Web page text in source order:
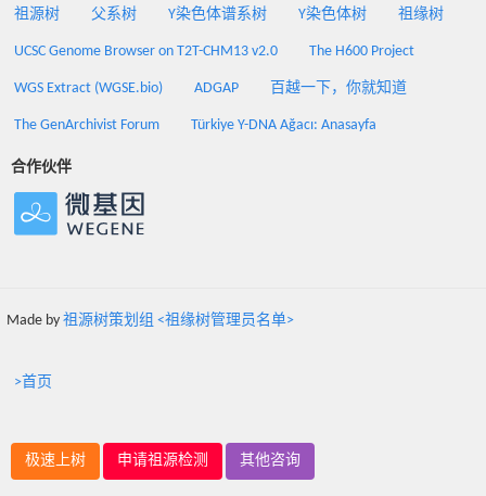
祖源树 父系树 Y染色体谱系树 Y染色体树 祖缘树
UCSC Genome Browser on T2T-CHM13 v2.0 The H600 Project
WGS Extract (WGSE.bio) ADGAP 百越一下，你就知道
The GenArchivist Forum Türkiye Y-DNA Ağacı: Anasayfa
合作伙伴
Made by 祖源树策划组 <祖缘树管理员名单>
>首页
极速上树 申请祖源检测 其他咨询